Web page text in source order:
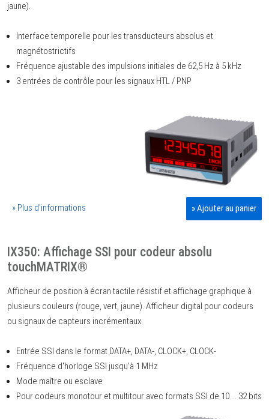
jaune).
Interface temporelle pour les transducteurs absolus et
magnétostrictifs
Fréquence ajustable des impulsions initiales de 62,5 Hz à 5 kHz
3 entrées de contrôle pour les signaux HTL / PNP
» Plus d'informations » Ajouter au panier
IX350: Affichage SSI pour codeur absolu
touchMATRIX®
Afficheur de position à écran tactile résistif et affichage graphique à
plusieurs couleurs (rouge, vert, jaune). Afficheur digital pour codeurs
ou signaux de capteurs incrémentaux.
Entrée SSI dans le format DATA+, DATA-, CLOCK+, CLOCK-
Fréquence d'horloge SSI jusqu'à 1 MHz
Mode maître ou esclave
Pour codeurs monotour et multitour avec formats SSI de 10 ... 32 bits